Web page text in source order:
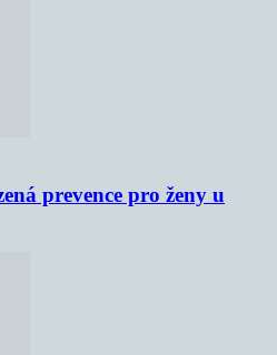
prevence pro ženy u